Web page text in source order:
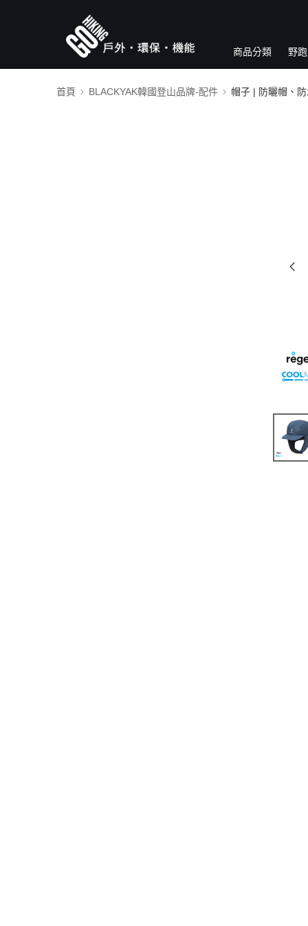
商品分類 野
首頁 BLACKYAK韓國登山品牌-配件 帽子 | 防曬帽、